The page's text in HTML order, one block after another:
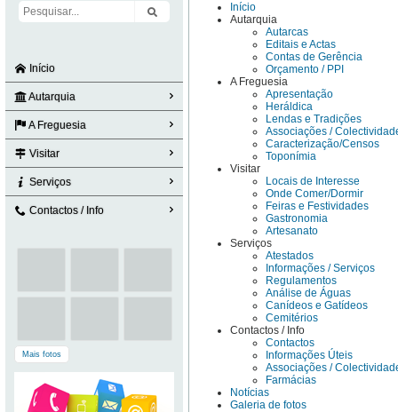
Início
Autarquia
A Freguesia
Visitar
Serviços
Contactos / Info
Mais fotos
Início
Autarquia
Autarcas
Editais e Actas
Contas de Gerência
Orçamento / PPI
A Freguesia
Apresentação
Heráldica
Lendas e Tradições
Associações /
Caracterização/Censos
Toponímia
Visitar
Locais de Interesse
Onde Comer/Dormir
Feiras e Festividades
Gastronomia
Artesanato
Serviços
Atestados
Informações / Serviços
Regulamentos
Análise de Águas
Canídeos e Gatídeos
Cemitérios
Contactos / Info
Contactos
Informações Úteis
Associações /
Farmácias
Notícias
Galeria de fotos